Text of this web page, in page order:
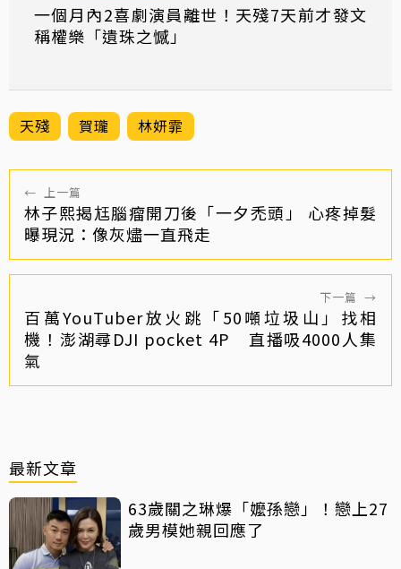
一個月內2喜劇演員離世！天殘7天前才發文
稱權樂「遺珠之憾」
天殘 賀瓏 林妍霏
← 上一篇
林子熙揭尪腦瘤開刀後「一夕禿頭」 心疼掉髮
曝現況：像灰燼一直飛走
下一篇 →
百萬YouTuber放火跳「50噸垃圾山」找相
機！澎湖尋DJI pocket 4P 直播吸4000人集
氣
最新文章
63歲關之琳爆「嬤孫戀」！戀上27
歲男模她親回應了